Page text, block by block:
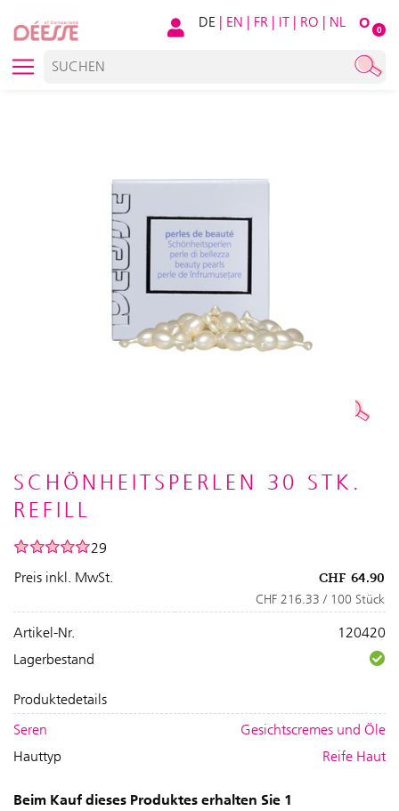
O 0
DE | EN | FR | IT | RO | NL
SCHÖNHEITSPERLEN 30 STK.
REFILL
29
Preis inkl. MwSt.
CHF 64.90
CHF 216.33 / 100 Stück
Artikel-Nr.
120420
Lagerbestand
Produktedetails
Seren
Gesichtscremes und Öle
Hauttyp
Reife Haut
Beim Kauf dieses Produktes erhalten Sie 1